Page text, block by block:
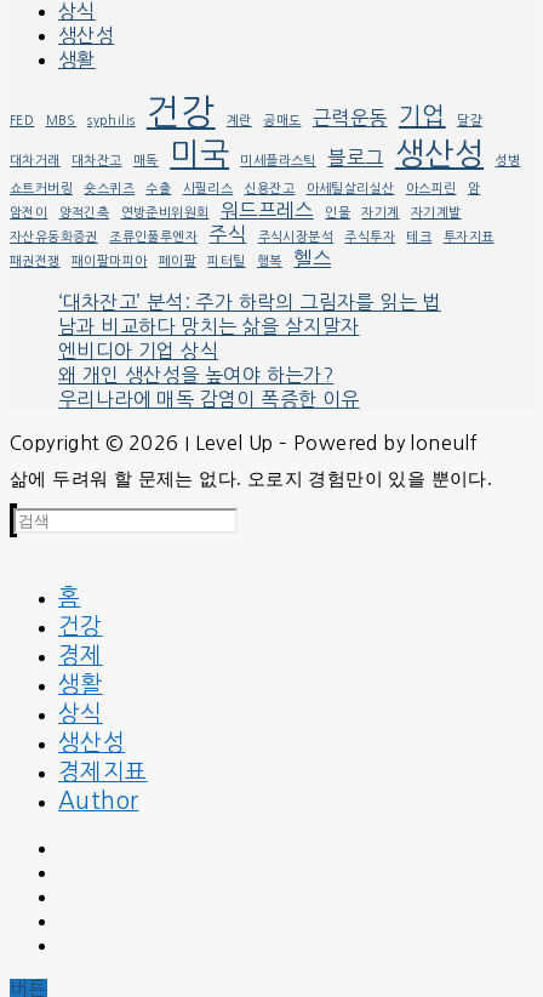
상식
생산성
생활
FED MBS syphilis 건강 계란 공매도 근력운동 기업 달걀
대차거래 대차잔고 매독 미국 미세플라스틱 블로그 생산성 성병
쇼트커버링 숏스퀴즈 수출 시필리스 신용잔고 아세틸살리실산 아스피린
암
암전이
양적긴축 연방준비위원회 워드프레스 인물 자기계
자기계발
자산유동화증권
조류인풀루엔자 주식 주식시장분석 주식투자 테크
투자지표
패권전쟁
패이팔마피아 페이팔 피터틸 행복 헬스
‘대차잔고’ 분석: 주가 하락의 그림자를 읽는 법
남과 비교하다 망치는 삶을 살지말자
엔비디아 기업 상식
왜 개인 생산성을 높여야 하는가?
우리나라에 매독 감염이 폭증한 이유
Copyright © 2026 I Level Up – Powered by loneulf
삶에 두려워 할 문제는 없다. 오로지 경험만이 있을 뿐이다.
검
색
홈
건강
경제
생활
상식
생산성
경제지표
Author
버튼